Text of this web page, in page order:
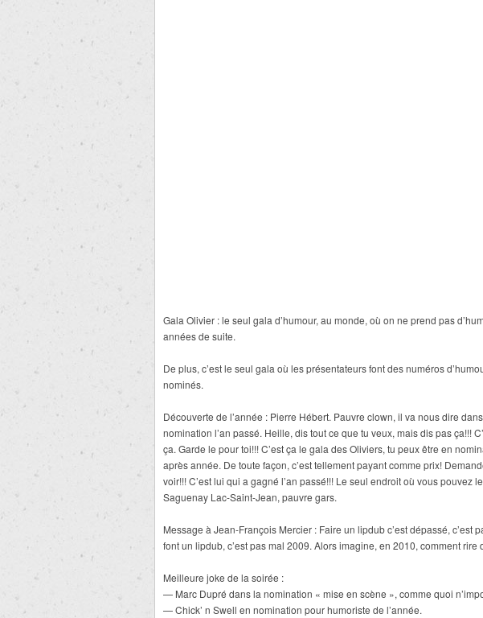
Gala Olivier : le seul gala d’humour, au monde, où on ne prend pas
années de suite.
De plus, c’est le seul gala où les présentateurs font des numéros
nominés.
Découverte de l’année : Pierre Hébert. Pauvre clown, il va nous dire
nomination l’an passé. Heille, dis tout ce que tu veux, mais dis pas ça!!!
ça. Garde le pour toi!!! C’est ça le gala des Oliviers, tu peux être en
après année. De toute façon, c’est tellement payant comme prix!
voir!!! C’est lui qui a gagné l’an passé!!! Le seul endroit où vous pouvez
Saguenay Lac-Saint-Jean, pauvre gars.
Message à Jean-François Mercier : Faire un lipdub c’est dépassé, c’est
font un lipdub, c’est pas mal 2009. Alors imagine, en 2010, comment
Meilleure joke de la soirée :
— Marc Dupré dans la nomination « mise en scène », comme quoi
— Chick’ n Swell en nomination pour humoriste de l’année.